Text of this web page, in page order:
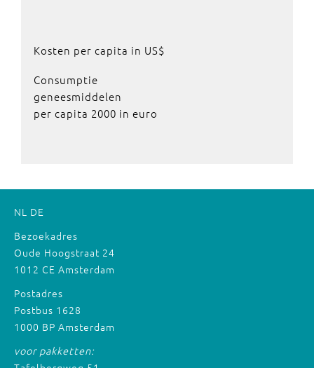
Kosten per capita in US$
Consumptie
geneesmiddelen
per capita 2000 in euro
NL DE
Bezoekadres
Oude Hoogstraat 24
1012 CE Amsterdam
Postadres
Postbus 1628
1000 BP Amsterdam
voor pakketten: